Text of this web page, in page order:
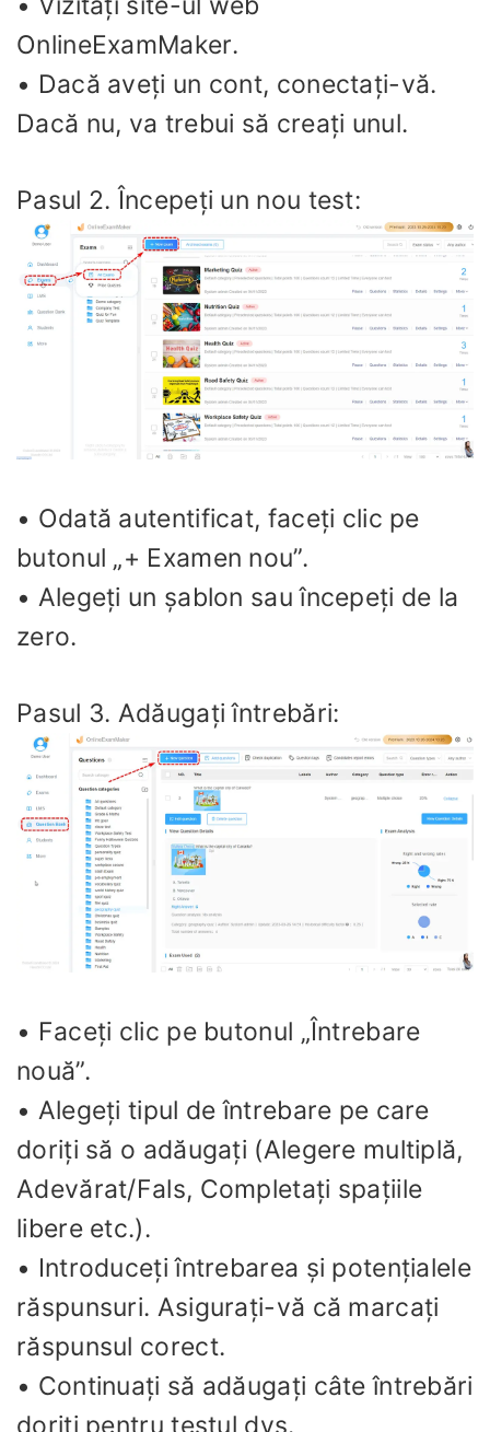
OnlineExamMaker.
• Dacă aveți un cont, conectați-vă.
Dacă nu, va trebui să creați unul.
Pasul 2. Începeți un nou test:
• Odată autentificat, faceți clic pe
butonul „+ Examen nou”.
• Alegeți un șablon sau începeți de la
zero.
Pasul 3. Adăugați întrebări:
• Faceți clic pe butonul „Întrebare
nouă”.
• Alegeți tipul de întrebare pe care
doriți să o adăugați (Alegere multiplă,
Adevărat/Fals, Completați spațiile
libere etc.).
• Introduceți întrebarea și potențialele
răspunsuri. Asigurați-vă că marcați
răspunsul corect.
• Continuați să adăugați câte întrebări
doriți pentru testul dvs.